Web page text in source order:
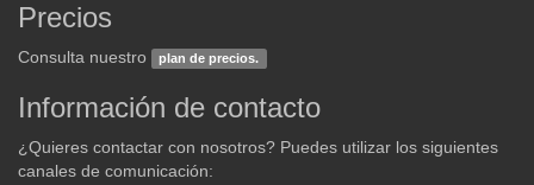
Precios
Consulta nuestro plan de precios.
Información de contacto
¿Quieres contactar con nosotros? Puedes utilizar los siguientes
canales de comunicación: